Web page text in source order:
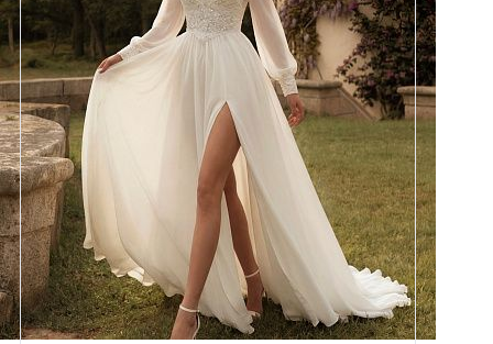
Размеры
42, 44, 46, 48
Цвет
Айвори
Силуэт
А-силуэт
Кружево
Бисер, Пайетка
Юбка
Шифон (3,5 метра) + разрез
Шлейф
Возможен